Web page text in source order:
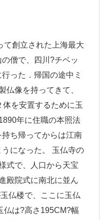
て創立された上海最大
僧で、四川?チベッ
った．帰国の途中ミ
仏像を持ってきて、
体を安置するために玉
年に住職の本照法
ち帰ってからは江南
になった。 玉仏寺の
式で、人口から天宝
殿院式に南北に並ん
仏楼で、ここに玉仏
仏は?高さ195CM?幅